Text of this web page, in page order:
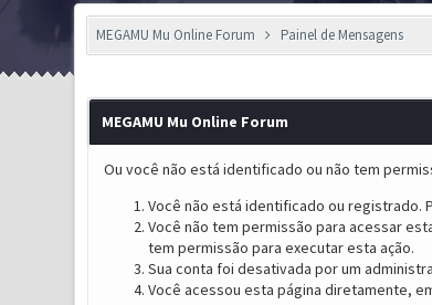
MEGAMU Mu Online Forum Painel de Mensagens
MEGAMU Mu Online Forum
Ou você não está identificado ou não tem
Você não está identificado ou registrado.
Você não tem permissão para acessar
tem permissão para executar esta ação.
Sua conta foi desativada por um
Você acessou esta página diretamente,